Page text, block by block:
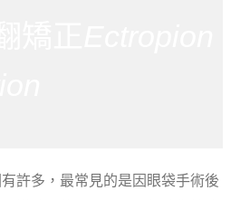
許多，最常見的是因眼袋手術後